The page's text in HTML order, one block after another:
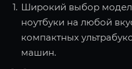
Широкий выбор
ноутбуки на любой
компактных
машин.